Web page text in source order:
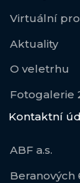
Virtuální
Aktuality
O veletrhu
Fotogalerie
Kontaktní
ABF a.s.
Beranových